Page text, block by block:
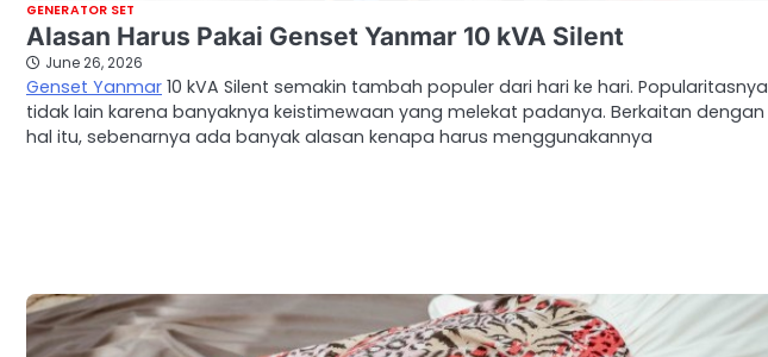
GENERATOR SET
Alasan Harus Pakai Genset Yanmar 10 kVA Silent
June 26, 2026
Genset Yanmar 10 kVA Silent semakin tambah populer dari hari ke hari. Popularitasnya
tidak lain karena banyaknya keistimewaan yang melekat padanya. Berkaitan dengan
hal itu, sebenarnya ada banyak alasan kenapa harus menggunakannya